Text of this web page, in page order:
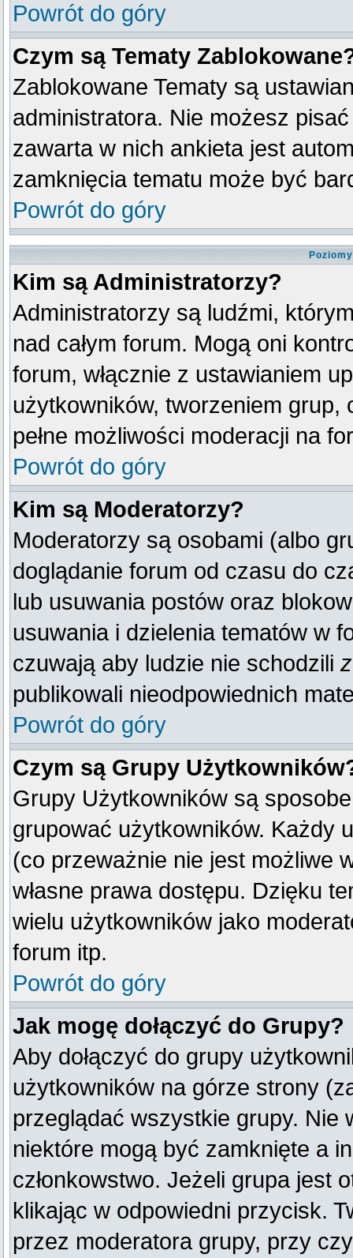
Powrót do góry
Czym są Tematy
Zablokowane Tematy są
administratora. Nie możesz
zawarta w nich ankieta jest
zamknięcia tematu może być
Powrót do góry
Kim są Administratorzy?
Administratorzy są ludźmi,
nad całym forum. Mogą oni
forum, włącznie z ustawianiem
użytkowników, tworzeniem
pełne możliwości moderacji na
Powrót do góry
Kim są Moderatorzy?
Moderatorzy są osobami (albo
doglądanie forum od czasu do
lub usuwania postów oraz
usuwania i dzielenia tematów w
czuwają aby ludzie nie schodzili
publikowali nieodpowiednich
Powrót do góry
Czym są Grupy
Grupy Użytkowników są
grupować użytkowników. Każdy
(co przeważnie nie jest możliwe
własne prawa dostępu. Dzięku
wielu użytkowników jako
forum itp.
Powrót do góry
Jak mogę dołączyć do Grupy?
Aby dołączyć do grupy
użytkowników na górze strony
przeglądać wszystkie grupy. Nie
niektóre mogą być zamknięte a
członkowstwo. Jeżeli grupa jest
klikając w odpowiedni przycisk.
przez moderatora grupy, przy